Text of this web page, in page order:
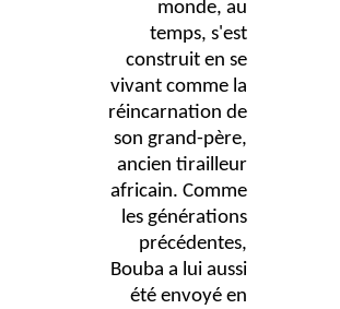
monde, au
temps, s'est
construit en se
vivant comme la
réincarnation de
son grand-père,
ancien tirailleur
africain. Comme
les générations
précédentes,
Bouba a lui aussi
été envoyé en